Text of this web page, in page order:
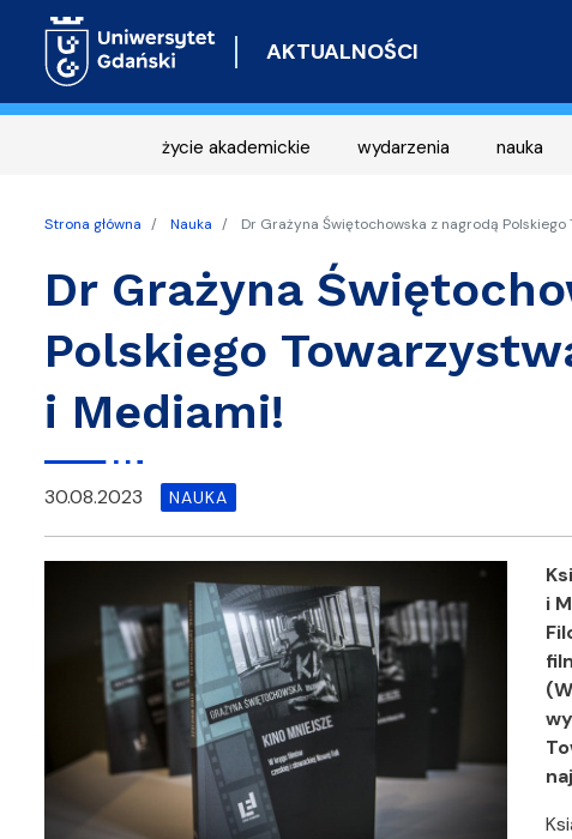
AKTUALNOŚCI
życie akademickie wydarzenia nauka
Strona główna Nauka Dr Grażyna Świętochowska z nagrodą
Dr Grażyna
Polskiego
i Mediami!
30.08.2023 NAUKA
i